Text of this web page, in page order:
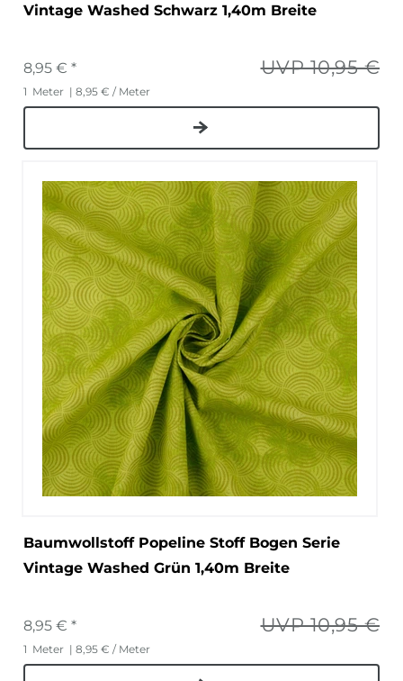
Vintage Washed Schwarz 1,40m Breite
UVP 10,95 €
8,95 € *
1 Meter | 8,95 € / Meter
Baumwollstoff Popeline Stoff Bogen Serie
Vintage Washed Grün 1,40m Breite
UVP 10,95 €
8,95 € *
1 Meter | 8,95 € / Meter